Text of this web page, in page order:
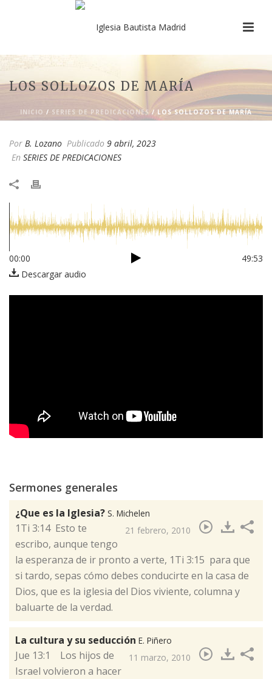
LOS SOLLOZOS DE MARÍA
INICIO / SERIES DE PREDICACIONES / LOS SOLLOZOS DE MARÍA
Por B. Lozano Publicado 9 abril, 2023
En SERIES DE PREDICACIONES
00:00
49:53
Descargar audio
Sermones generales
¿Que es la Iglesia? S. Michelen
21 febrero, 2010
​1Ti 3:14 Esto te
escribo, aunque tengo
la esperanza de ir pronto a verte, 1Ti 3:15 para que
si tardo, sepas cómo debes conducirte en la casa de
Dios, que es la iglesia del Dios viviente, columna y
baluarte de la verdad.
La cultura y su seducción E. Piñero
11 marzo, 2010
​Jue 13:1 Los hijos de
Israel volvieron a hacer